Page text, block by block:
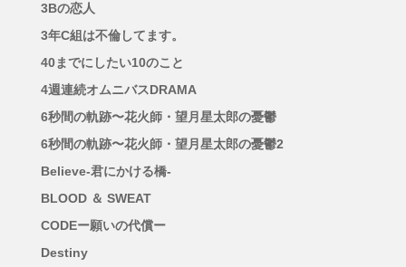
3Bの恋人
3年C組は不倫してます。
40までにしたい10のこと
4週連続オムニバスDRAMA
6秒間の軌跡〜花火師・望月星太郎の憂鬱
6秒間の軌跡〜花火師・望月星太郎の憂鬱2
Believe-君にかける橋-
BLOOD ＆ SWEAT
CODEー願いの代償ー
Destiny